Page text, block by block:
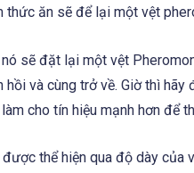
thức ăn sẽ để lại một vệt
sẽ đặt lại một vệt
hồi và cùng trở về. Giờ thì
cho tín hiệu mạnh hơn để
thể hiện qua độ dày của